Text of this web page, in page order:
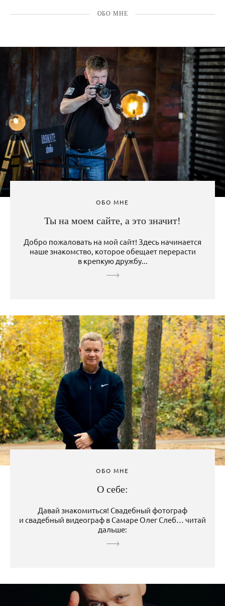
ОБО МНЕ
ОБО МНЕ
Ты на моем сайте, а это значит!
Добро пожаловать на мой сайт! Здесь начинается
наше знакомство, которое обещает перерасти
в крепкую дружбу...
ОБО МНЕ
О себе:
Давай знакомиться! Свадебный фотограф
и свадебный видеограф в Самаре Олег Слеб… читай
дальше: